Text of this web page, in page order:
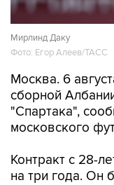
Мирлинд Даку
Фото: Егор Алеев/ТАСС
Москва. 6
сборной
"Спартака",
московского
Контракт с 28-
на три года. Он